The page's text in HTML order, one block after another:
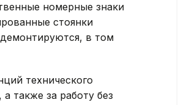
номерные знаки
стоянки
в том
технического
также за работу без